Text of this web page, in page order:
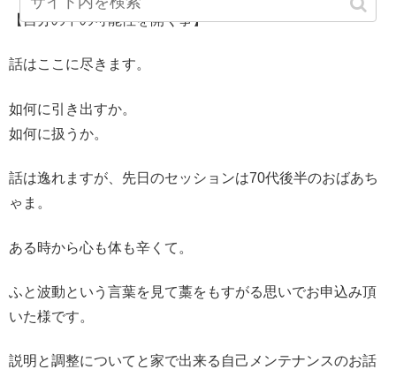
【自分の中の可能性を開く事】
話はここに尽きます。
如何に引き出すか。
如何に扱うか。
話は逸れますが、先日のセッションは70代後半のおばあち
ゃま。
ある時から心も体も辛くて。
ふと波動という言葉を見て藁をもすがる思いでお申込み頂
いた様です。
説明と調整についてと家で出来る自己メンテナンスのお話